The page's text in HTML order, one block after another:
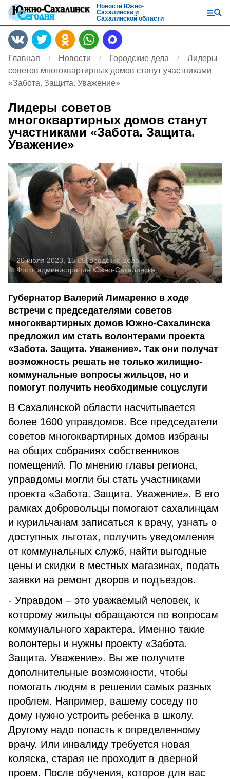
Новости Южно-
Сахалинска и
Сахалинской области
Главная Новости Городские дела
Лидеры
советов многоквартирных домов станут участниками
«Забота. Защита. Уважение»
Лидеры советов
многоквартирных домов станут
участниками «Забота. Защита.
Уважение»
20 июля 2023, 15:05Городские дела
Фото:администрация Южно-Сахалинска
Губернатор Валерий Лимаренко в ходе
встречи с председателями советов
многоквартирных домов Южно-Сахалинска
предложил им стать волонтерами проекта
«Забота. Защита. Уважение». Так они получат
возможность решать не только жилищно-
коммунальные вопросы жильцов, но и
помогут получить необходимые соцуслуги
В Сахалинской области насчитывается
более 1600 управдомов. Все председатели
советов многоквартирных домов избраны
на общих собраниях собственников
помещений. По мнению главы региона,
управдомы могли бы стать участниками
проекта «Забота. Защита. Уважение». В его
рамках добровольцы помогают сахалинцам
и курильчанам записаться к врачу, узнать о
доступных льготах, получить уведомления
от коммунальных служб, найти выгодные
цены и скидки в местных магазинах, подать
заявки на ремонт дворов и подъездов.
- Управдом – это уважаемый человек, к
которому жильцы обращаются по вопросам
коммунального характера. Именно такие
волонтеры и нужны проекту «Забота.
Защита. Уважение». Вы же получите
дополнительные возможности, чтобы
помогать людям в решении самых разных
проблем. Например, вашему соседу по
дому нужно устроить ребенка в школу.
Другому надо попасть к определенному
врачу. Или инвалиду требуется новая
коляска, старая не проходит в дверной
проем. После обучения, которое для вас